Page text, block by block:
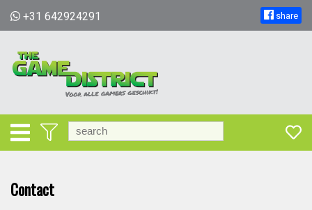
+31 642924291 share
Contact